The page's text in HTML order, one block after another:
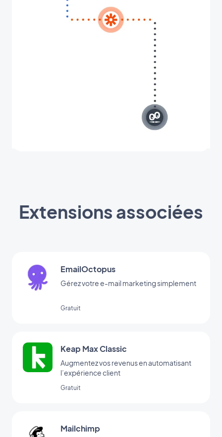
Extensions associées
EmailOctopus
Gérez votre e-mail marketing simplement
Gratuit
Keap Max Classic
Augmentez vos revenus en automatisant
l’expérience client
Gratuit
Mailchimp